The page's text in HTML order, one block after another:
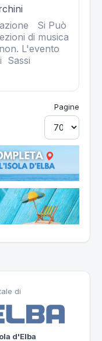
Si Può
di musica
L'evento
Sassi
Pagine
di
d'Elba